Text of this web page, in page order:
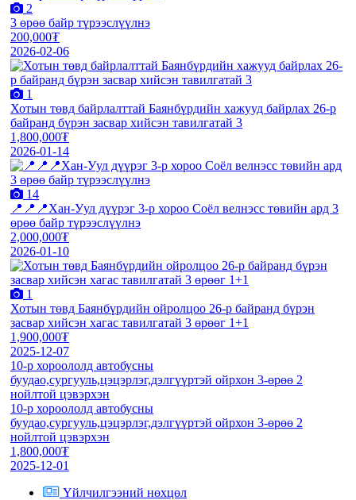
2
3 өрөө байр түрээслүүлнэ
200,000₮
2026-02-06
1
Хотын төвд байрлалттай Баянбүрдийн хажууд байрлах 26-р
байранд бүрэн засвар хийсэн тавилгатай 3
1,800,000₮
2026-01-14
14
📍📍📍Хан-Уул дүүрэг 3-р хороо Соёл велнэсс төвийн ард 3
өрөө байр түрээслүүлнэ
2,000,000₮
2026-01-10
1
Хотын төвд Баянбүрдийн ойролцоо 26-р байранд бүрэн
засвар хийсэн хагас тавилгатай 3 өрөөг 1+1
1,900,000₮
2025-12-07
10-р хороололд автобусны
буудао,сургууль,цэцэрлэг,дэлгүүртэй ойрхон 3-өрөө 2
нойлтой цэвэрхэн
10-р хороололд автобусны
буудао,сургууль,цэцэрлэг,дэлгүүртэй ойрхон 3-өрөө 2
нойлтой цэвэрхэн
1,800,000₮
2025-12-01
Үйлчилгээний нөхцөл